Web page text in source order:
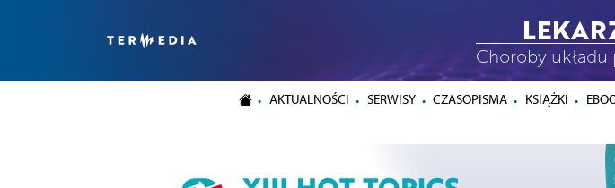
Choroby
AKTUALNOŚCI SERWISY CZASOPISMA KSIĄŻKI